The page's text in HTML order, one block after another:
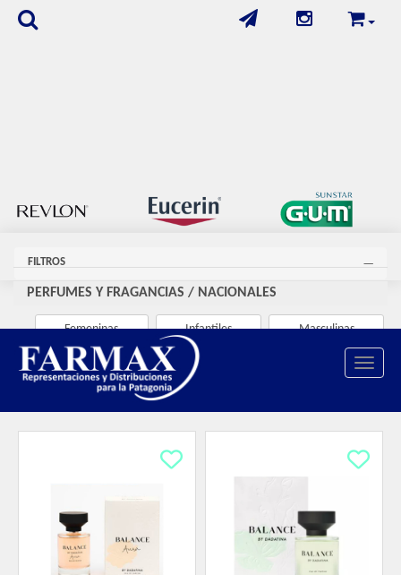
Toggle
FILTROS
PERFUMES Y FRAGANCIAS / NACIONALES
Femeninas Infantiles Masculinas
Se encontraron338productos